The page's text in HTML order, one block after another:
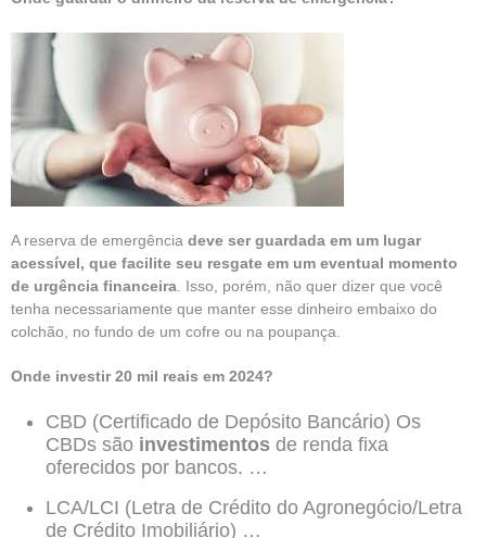
A reserva de emergência deve ser guardada em um lugar
acessível, que facilite seu resgate em um eventual momento
de urgência financeira . Isso, porém, não quer dizer que você
tenha necessariamente que manter esse dinheiro embaixo do
colchão, no fundo de um cofre ou na poupança.
Onde investir 20 mil reais em 2024?
CBD (Certificado de Depósito Bancário) Os
CBDs são investimentos de renda fixa
oferecidos por bancos. …
LCA/LCI (Letra de Crédito do Agronegócio/Letra
de Crédito Imobiliário) …